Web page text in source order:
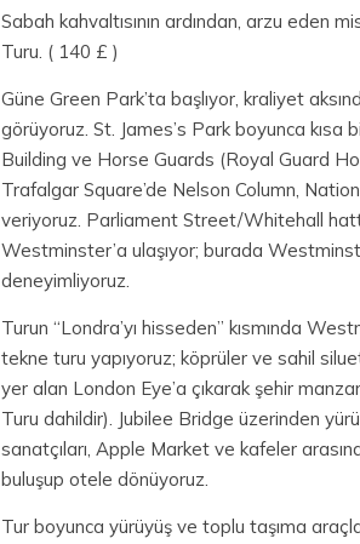
Sabah kahvaltısının ardından, arzu eden
Turu. ( 140 £ )
Güne Green Park’ta başlıyor, kraliyet
görüyoruz. St. James’s Park boyunca kısa
Building ve Horse Guards (Royal Guard
Trafalgar Square’de Nelson Column,
veriyoruz. Parliament Street/Whitehall
Westminster’a ulaşıyor; burada
deneyimliyoruz.
Turun “Londra’yı hisseden” kısmında
tekne turu yapıyoruz; köprüler ve sahil
yer alan London Eye’a çıkarak şehir
Turu dahildir). Jubilee Bridge üzerinden
sanatçıları, Apple Market ve kafeler
buluşup otele dönüyoruz.
Tur boyunca yürüyüş ve toplu taşıma